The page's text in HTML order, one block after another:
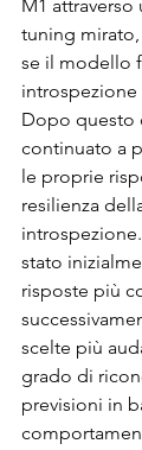
M1
tuning
se il modello
Dopo questo
continuato a
le proprie
resilienza
stato
risposte più
scelte più
grado di
previsioni in